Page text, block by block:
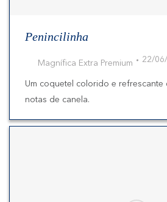
Penincilinha
Magnífica Extra Premium
22/
Um coquetel colorido e refrescante
notas de canela.